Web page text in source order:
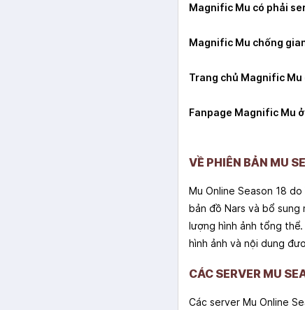
Magnific Mu có phải
Magnific Mu chống
Trang chủ Magnific Mu
Fanpage Magnific Mu
VỀ PHIÊN BẢN MU
Mu Online Season 18
bản đồ Nars và bổ
lượng hình ảnh tổng
hình ảnh và nội dung
CÁC SERVER MU
Các server Mu Online